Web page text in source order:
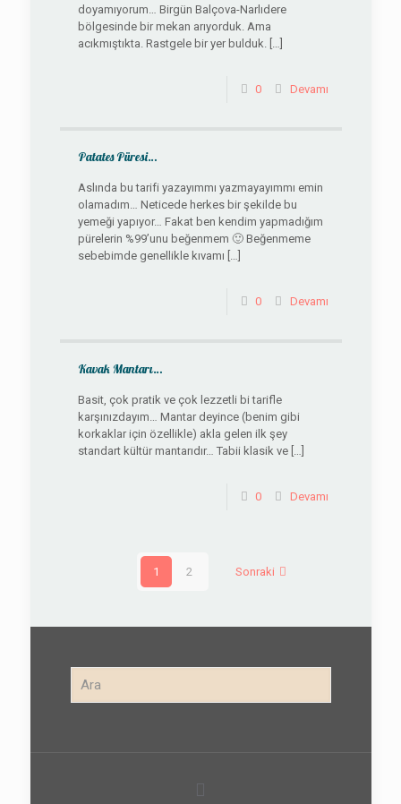
doyamıyorum… Birgün Balçova-Narlıdere
bölgesinde bir mekan arıyorduk. Ama
acıkmıştıkta. Rastgele bir yer bulduk.[…]
0 Devamı
Patates Püresi…
Aslında bu tarifi yazayımmı yazmayayımmı emin
olamadım… Neticede herkes bir şekilde bu
yemeği yapıyor… Fakat ben kendim yapmadığım
pürelerin %99’unu beğenmem 🙂 Beğenmeme
sebebimde genellikle kıvamı […]
0 Devamı
Kavak Mantarı…
Basit, çok pratik ve çok lezzetli bi tarifle
karşınızdayım… Mantar deyince (benim gibi
korkaklar için özellikle) akla gelen ilk şey
standart kültür mantarıdır… Tabii klasik ve[…]
0 Devamı
1 2 Sonraki